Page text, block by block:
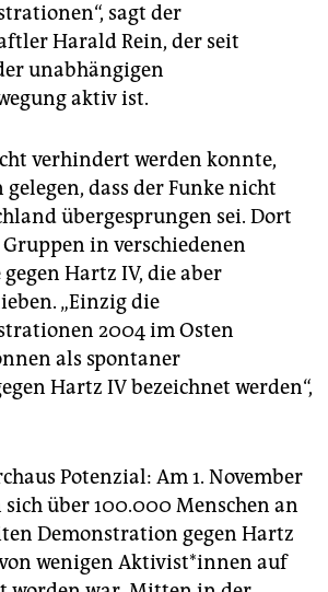
sagt der
Harald Rein, der seit
unabhängigen
aktiv ist.
verhindert werden konnte,
dass der Funke nicht
übergesprungen sei. Dort
in verschiedenen
Hartz IV, die aber
„Einzig die
2004 im Osten
als spontaner
Hartz IV bezeichnet werden“,
Potenzial: Am 1. November
über 100.000 Menschen an
Demonstration gegen Hartz
wenigen Ak­ti­vis­t*in­nen auf